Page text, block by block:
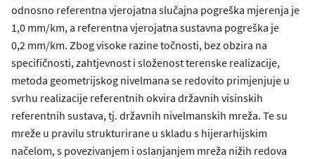
odnosno referentna vjerojatna slučajna pogreška mjerenja je
1,0 mm/km, a referentna vjerojatna sustavna pogreška je
0,2 mm/km. Zbog visoke razine točnosti, bez obzira na
specifičnosti, zahtjevnost i složenost terenske realizacije,
metoda geometrijskog nivelmana se redovito primjenjuje u
svrhu realizacije referentnih okvira državnih visinskih
referentnih sustava, tj. državnih nivelmanskih mreža. Te su
mreže u pravilu strukturirane u skladu s hijerarhijskim
načelom, s povezivanjem i oslanjanjem mreža nižih redova